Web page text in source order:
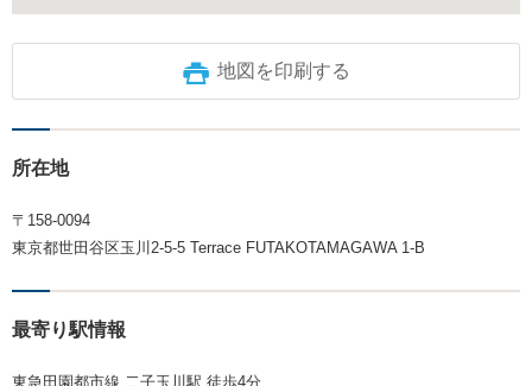
地図を印刷する
所在地
〒158-0094
東京都世田谷区玉川2-5-5 Terrace FUTAKOTAMAGAWA 1-B
最寄り駅情報
東急田園都市線 二子玉川駅 徒歩4分